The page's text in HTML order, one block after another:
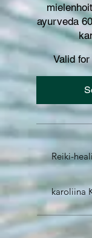
ayurveda
Valid
Reiki-
karoliina